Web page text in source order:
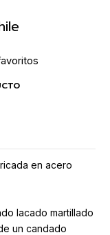
en acero
lacado martillado
un candado